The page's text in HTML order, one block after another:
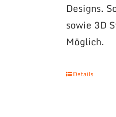
Designs.
sowie 3D
Möglich.
Details